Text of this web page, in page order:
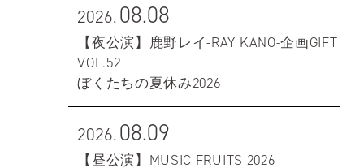
2026.08.08
【夜公演】鹿野レイ-RAY KANO-企画GIFT
VOL.52
ぼくたちの夏休み2026
2026.08.09
【昼公演】MUSIC FRUITS 2026